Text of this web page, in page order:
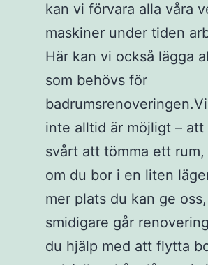
kan vi förvara alla våra
maskiner under tiden
Här kan vi också lägga
som behövs för
inte alltid är möjligt – att
svårt att tömma ett
om du bor i en liten
mer plats du kan ge
smidigare går
du hjälp med att flytta